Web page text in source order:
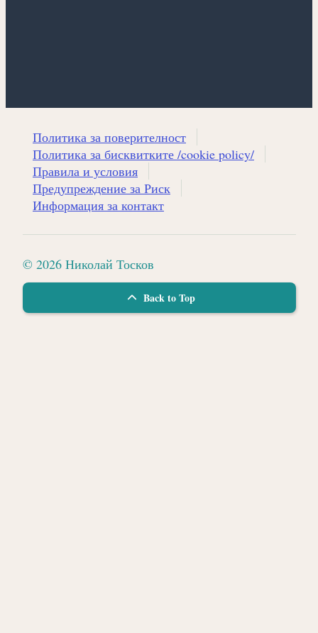
Политика за поверителност
Политика за бисквитките /cookie policy/
Правила и условия
Предупреждение за Риск
Информация за контакт
© 2026 Николай Тосков
Back to Top